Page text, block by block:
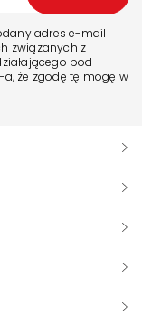
adres e-mail
związanych z
pod
że zgodę tę mogę w